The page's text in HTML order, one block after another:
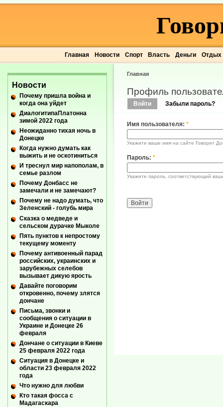
Главная Новости Спорт Власть Деньги Отдых
Главная
Профиль
Войти Забыли пароль?
Имя пользователя: *
Укажите ваше имя на сайте Говорит
Пароль: *
Укажите пароль, соответствующий
Новости
Почему пришла война и
когда она уйдет
ДиалогитипаПлатонна
зимой 2022 года
Неожиданно тихая ночь в
Донецке
Когда нужно думать как
выжить и не оскотиниться
И треснул мир напополам, в
семье разлом
Почему Донбасс не
замечали и не замечают?
Почему не надо думать, что
Зеленский - голубь мира
Сказка о медведе и
сельском дурачке Мыколе
Пять пунктов к непростому
текущему моменту
Почему антивоенный парад
российских, украинских и
зарубежных селебов
вызывает дикую ярость
Давайте поговорим
откровенно, почему злятся
дончане
Письма, звонки и
сообщения о ситуации в
Украине и Донецке 26
февраля
Дончане о ситуации в Киеве
25 февраля 2022 года
Ситуация в Донецке и
области 23 февраля 2022
года
Что нужно для любви
Кто такая фосса с
Мадагаскара